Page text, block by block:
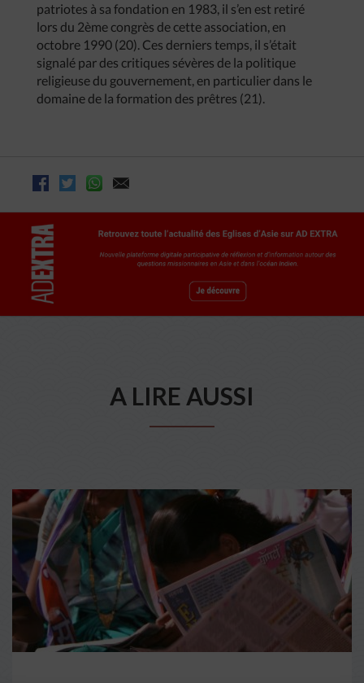
patriotes à sa fondation en 1983, il s’en est retiré
lors du 2ème congrès de cette association, en
octobre 1990 (20). Ces derniers temps, il s’était
signalé par des critiques sévères de la politique
religieuse du gouvernement, en particulier dans le
domaine de la formation des prêtres (21).
A LIRE AUSSI